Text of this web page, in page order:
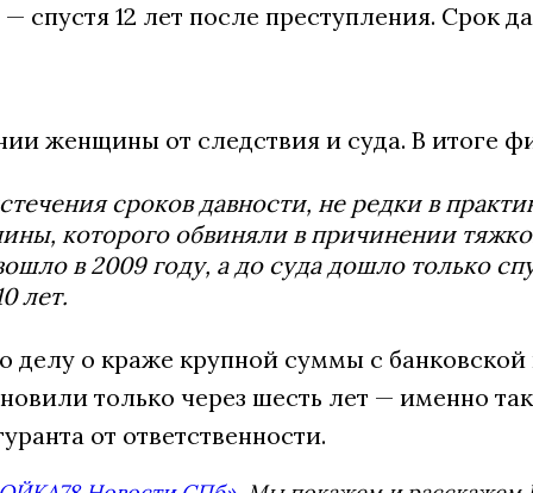
спустя 12 лет после преступления. Срок
женщины от следствия и суда. В итоге
сроков давности, не редки в
которого обвиняли в причинении
в 2009 году, а до суда дошло только
лет.
делу о краже крупной суммы с
только через шесть лет — именно
от ответственности.